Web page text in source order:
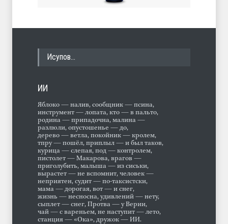
Исупов…
ИИ
Яблоко — налив, сообщник — псина,
инструмент — лопата, кто — в пальто,
родина — припадочна, малина —
разлюли, опустошенье — до,
дерево — ветла, покойник — кролем,
тпру — пошёл, приплыл — и был таков,
курица — слепая, под — контролем,
пистолет — Макарова, врагов —
приголубить, малыша — из сиськи,
вырастет — не вспомнит, человек —
неприятен, судит — по-таксистски,
мама — дорогая, вот — и снег,
жизнь — несносна, удивлений — нету,
сыплет — снег, Протва — у Верии,
чай — с вареньем, не наступит — лето,
станция — «Ока», дружок — ИИ.